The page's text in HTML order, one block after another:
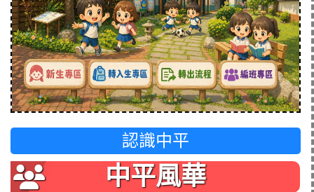
認識中平
中平風華